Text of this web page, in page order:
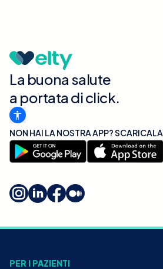
La buona salute
a portata di click.
NON HAI LA NOSTRA APP? SCARICALA
PER I PAZIENTI